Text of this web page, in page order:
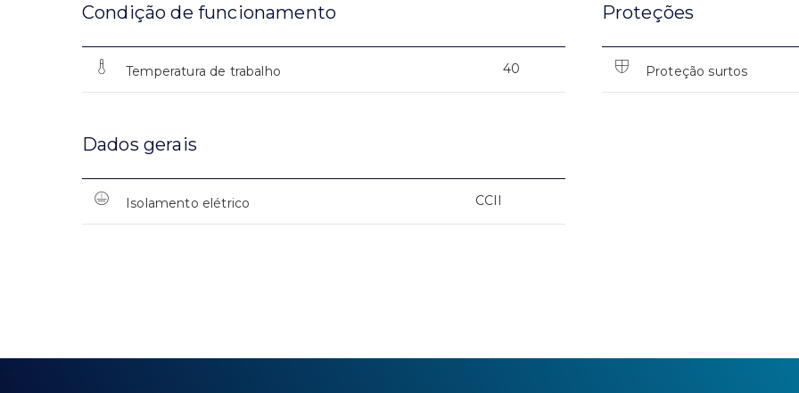
Condição de funcionamento
Temperatura de trabalho 40
Proteções
Proteção surtos
Dados gerais
Isolamento elétrico CCII